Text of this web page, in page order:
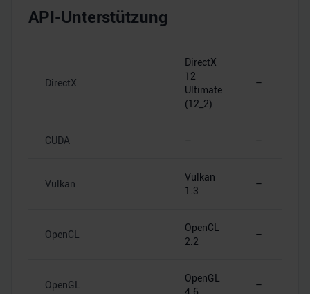
API-Unterstützung
DirectX
DirectX
12
Ultimate
(12_2)
–
CUDA – –
Vulkan
Vulkan
1.3
–
OpenCL
OpenCL
2.2
–
OpenGL
OpenGL
–